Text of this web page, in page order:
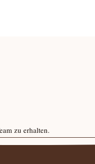
zu erhalten.